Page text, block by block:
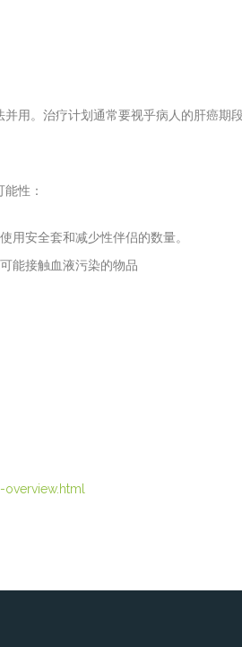
用。治疗计划通常要视乎病人的肝癌期
性：
用安全套和减少性伴侣的数量。
能接触血液污染的物品